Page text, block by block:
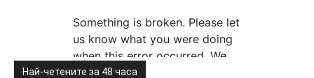
Най-четените за 48 часа